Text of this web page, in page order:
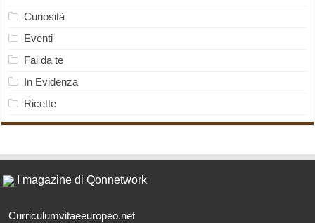
Curiosità
Eventi
Fai da te
In Evidenza
Ricette
I magazine di Qonnetwork
Curriculumvitaeeuropeo.net